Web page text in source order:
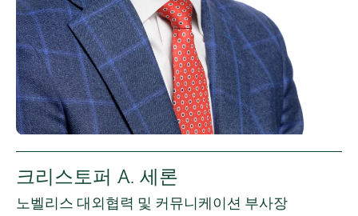
크리스토퍼 A. 세론
노벨리스 대외협력 및 커뮤니케이션 부사장